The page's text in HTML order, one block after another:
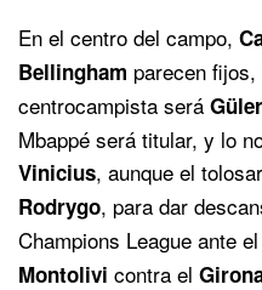
En el centro del campo,
Bellingham parecen
centrocampista será Güler
Mbappé será titular, y lo
Vinicius, aunque el
Rodrygo, para dar
Champions League ante el
Montolivi contra el